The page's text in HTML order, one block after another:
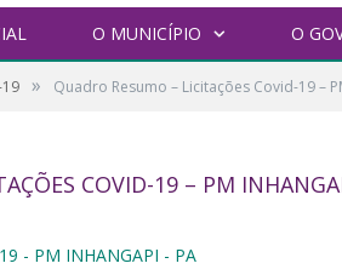
O MUNICÍPIO O
19 » Quadro Resumo – Licitações Covid-19 –
COVID-19 – PM
- PM INHANGAPI - PA